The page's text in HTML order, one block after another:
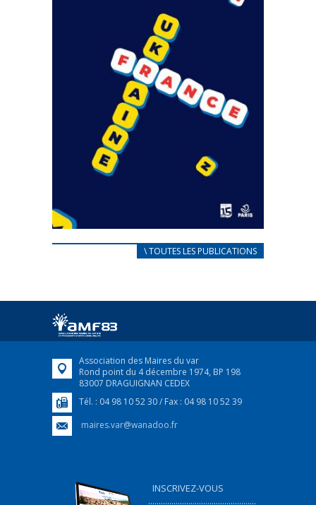
CARNET D’ACCUEIL
Afin d’accompagner au mieux les réfugiés
FEUILLETER
\ TOUTES LES PUBLICATIONS
Association des Maires du var
Rond point du 4 décembre 1974, BP 198
83007 DRAGUIGNAN CEDEX
Tél. : 04 98 10 52 30 / Fax : 04 98 10 52 39
maires.var@wanadoo.fr
INSCRIVEZ-VOUS
...................................................